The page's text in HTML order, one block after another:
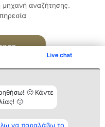
Live chat
🙂 Κάντε
🙂
να παραλάβω το
μηχανή αναζήτησης.
Επικοινωνία
Επικοινωνία